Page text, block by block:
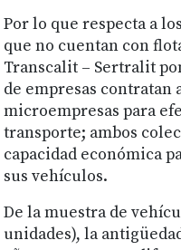
Por lo que respecta a
que no cuentan con
Transcalit – Sertralit
de empresas contratan
microempresas para
transporte; ambos
capacidad económica
sus vehículos.
De la muestra de
unidades), la